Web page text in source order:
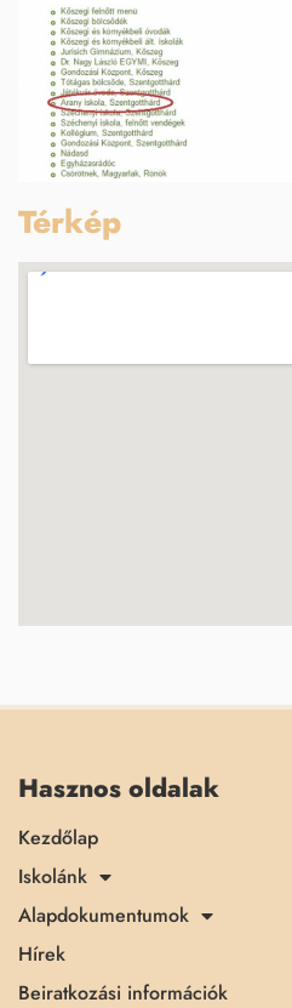
Térkép
Hasznos oldalak
Kezdőlap
Iskolánk
Alapdokumentumok
Hírek
Beiratkozási információk